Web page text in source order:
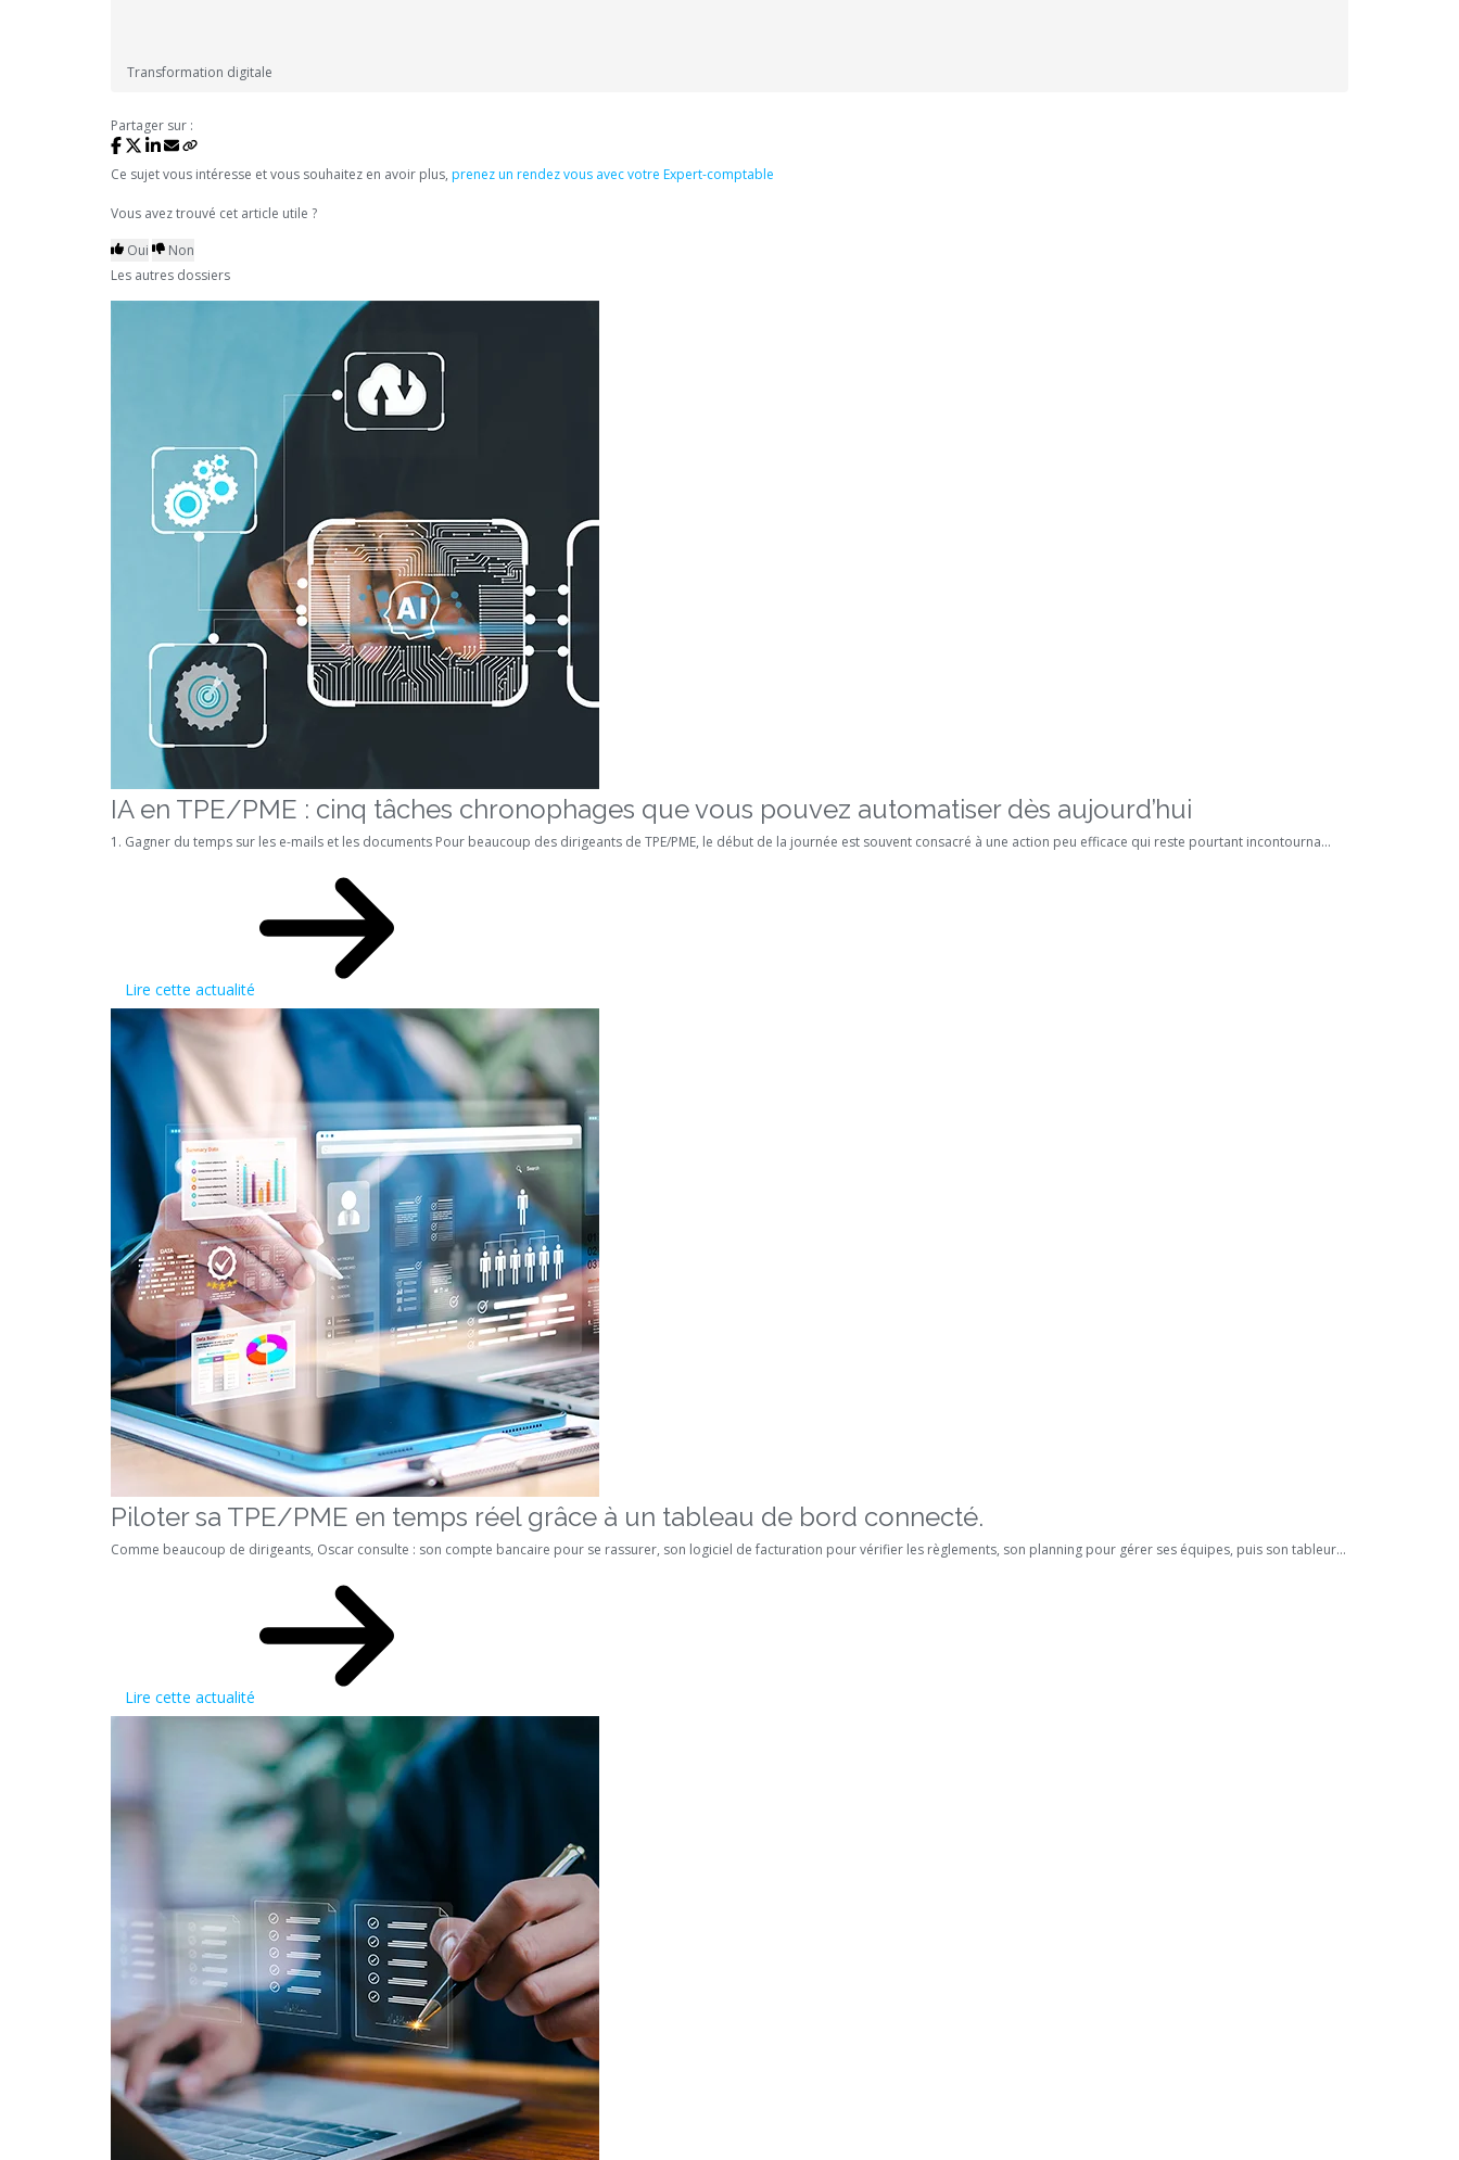
Transformation digitale
Partager sur :
Ce sujet vous intéresse et vous souhaitez en avoir plus, prenez un rendez vous avec votre Expert-comptable
Vous avez trouvé cet article utile ?
Oui
Non
Les autres dossiers
IA en TPE/PME : cinq tâches chronophages que vous pouvez automatiser dès aujourd’hui
1. Gagner du temps sur les e-mails et les documents Pour beaucoup des dirigeants de TPE/PME, le début de la journée est souvent consacré à une action peu efficace qui reste pourtant incontourna...
Lire cette actualité
Piloter sa TPE/PME en temps réel grâce à un tableau de bord connecté.
Comme beaucoup de dirigeants, Oscar consulte : son compte bancaire pour se rassurer, son logiciel de facturation pour vérifier les règlements, son planning pour gérer ses équipes, puis son tableur...
Lire cette actualité